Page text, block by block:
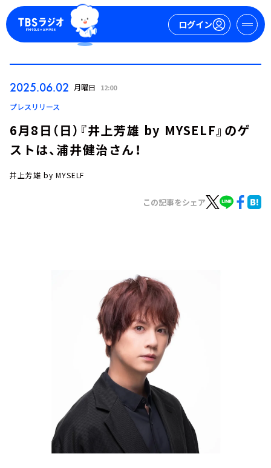
ログイン
イベント・グッズ
2025.06.02 月曜日 12:00
プレスリリース
6月8日（日）『井上芳雄 by MYSELF』のゲ
ストは、浦井健治さん！
井上芳雄 by MYSELF
この記事をシェア